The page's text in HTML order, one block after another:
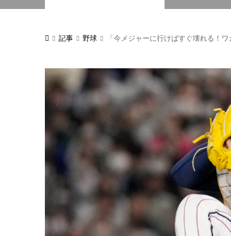
記事 野球 「今メジャーに行けばすぐ壊れる！